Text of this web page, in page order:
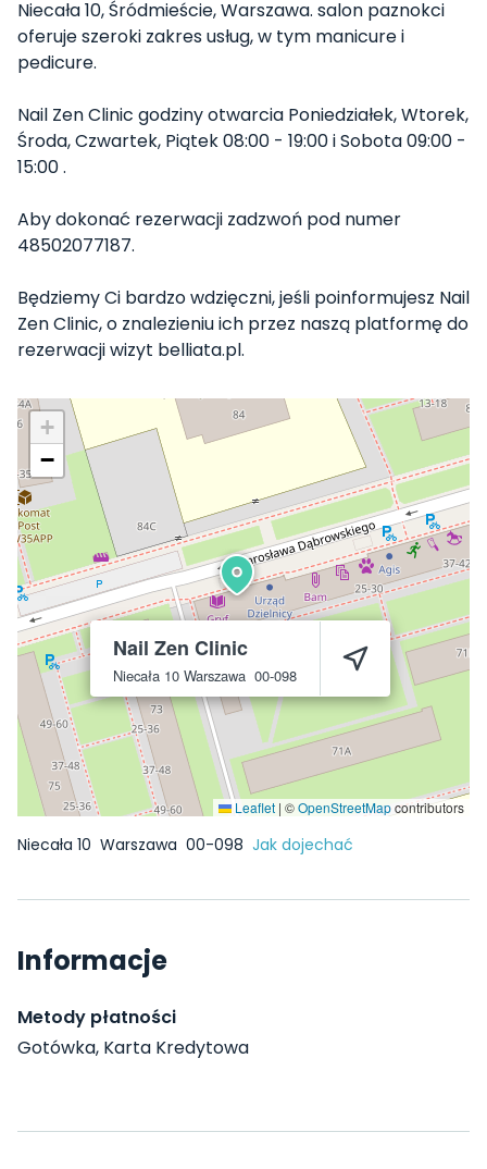
Niecała 10, Śródmieście, Warszawa. salon paznokci
oferuje szeroki zakres usług, w tym manicure i
pedicure.
Nail Zen Clinic godziny otwarcia Poniedziałek, Wtorek,
Środa, Czwartek, Piątek 08:00 - 19:00 i Sobota 09:00 -
15:00 .
Aby dokonać rezerwacji zadzwoń pod numer
48502077187.
Będziemy Ci bardzo wdzięczni, jeśli poinformujesz Nail
Zen Clinic, o znalezieniu ich przez naszą platformę do
rezerwacji wizyt belliata.pl.
Nail Zen Clinic
Niecała 10 Warszawa 00-098
+
−
Leaflet | ©OpenStreetMapcontributors
Niecała 10 Warszawa 00-098 Jak dojechać
Informacje
Metody płatności
Gotówka, Karta Kredytowa